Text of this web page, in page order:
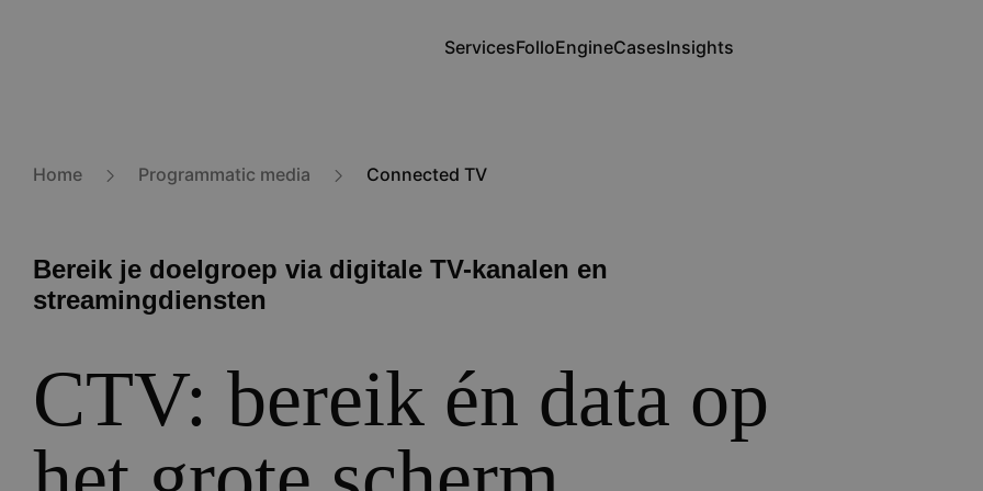
gaan
Main
ServicesFolloEngineCasesInsights
Home Programmatic media Connected TV
Bereik je doelgroep via digitale TV-kanalen en
streamingdiensten
CTV: bereik én data op